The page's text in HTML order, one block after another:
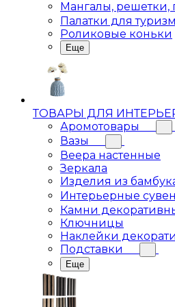
Мангалы, решетки,
Палатки для
Роликовые коньки
Еще
ТОВАРЫ ДЛЯ
Аромотовары
Вазы
Веера настенные
Зеркала
Изделия из
Интерьерные
Камни
Ключницы
Наклейки
Подставки
Еще